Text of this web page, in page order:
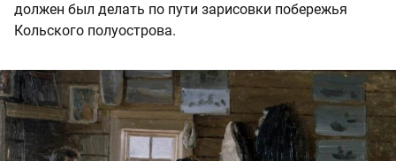
должен был делать по пути зарисовки побережья
Кольского полуострова.